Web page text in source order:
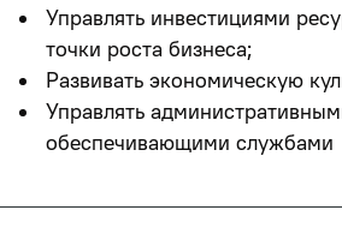
Управлять инвестициями
точки роста бизнеса;
Развивать экономическую
Управлять
обеспечивающими службами